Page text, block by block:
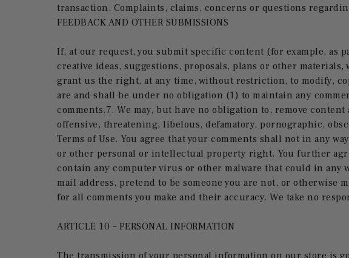
transaction. Complaints, claims, concerns or questions
FEEDBACK AND OTHER SUBMISSIONS
If, at our request, you submit specific content (for example, as
creative ideas, suggestions, proposals, plans or other
grant us the right, at any time, without restriction, to modify,
are and shall be under no obligation (1) to maintain any
comments.7. We may, but have no obligation to, remove
offensive, threatening, libelous, defamatory, pornographic,
Terms of Use. You agree that your comments shall not in any
or other personal or intellectual property right. You further
contain any computer virus or other malware that could in any
mail address, pretend to be someone you are not, or
for all comments you make and their accuracy. We take no
ARTICLE 10 – PERSONAL INFORMATION
The transmission of your personal information on our store is